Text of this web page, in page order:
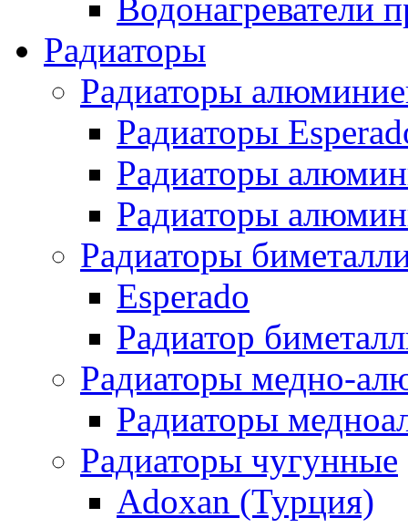
Водонагреватели
Радиаторы
Радиаторы
Радиаторы
Радиаторы
Радиаторы
Радиаторы
Esperado
Радиатор
Радиаторы медно-
Радиаторы
Радиаторы чугунные
Adoxan (Турция)